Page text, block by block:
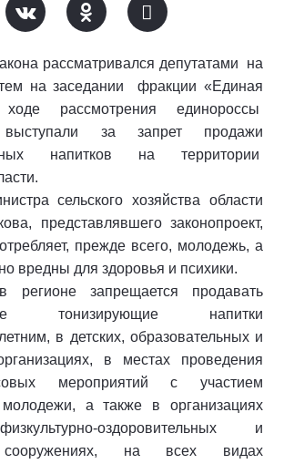
рассматривался депутатами на
на заседании фракции «Единая
рассмотрения единороссы
выступали за запрет продажи
напитков на территории
сельского хозяйства области
представлявшего законопроект,
прежде всего, молодежь, а
вредны для здоровья и психики.
регионе запрещается продавать
тонизирующие напитки
в детских, образовательных и
в местах проведения
мероприятий c участием
а также в организациях
оздоровительных и
сооружениях, на всех видах